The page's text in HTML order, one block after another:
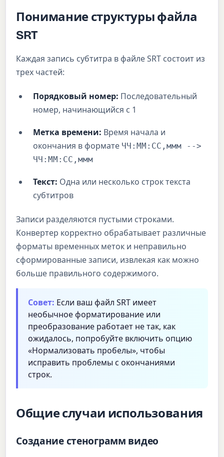
Понимание структуры файла
SRT
Каждая запись субтитра в файле SRT состоит из
трех частей:
Порядковый номер: Последовательный
номер, начинающийся с 1
Метка времени: Время начала и
окончания в формате ЧЧ:ММ:СС,ммм -->
ЧЧ:ММ:СС,ммм
Текст: Одна или несколько строк текста
субтитров
Записи разделяются пустыми строками.
Конвертер корректно обрабатывает различные
форматы временных меток и неправильно
сформированные записи, извлекая как можно
больше правильного содержимого.
Совет: Если ваш файл SRT имеет
необычное форматирование или
преобразование работает не так, как
ожидалось, попробуйте включить опцию
«Нормализовать пробелы», чтобы
исправить проблемы с окончаниями
строк.
Общие случаи использования
Создание стенограмм видео